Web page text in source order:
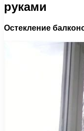
руками
Остекление